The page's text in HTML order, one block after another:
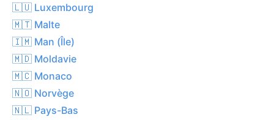
🇱🇺 Luxembourg
🇲🇹 Malte
🇮🇲 Man (Île)
🇲🇩 Moldavie
🇲🇨 Monaco
🇳🇴 Norvège
🇳🇱 Pays-Bas